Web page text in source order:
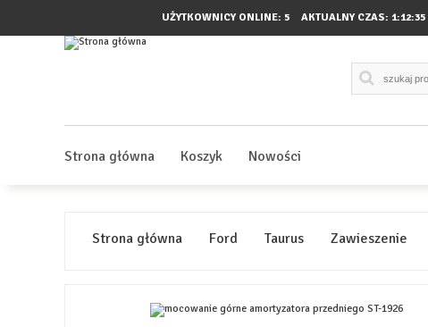
UŻYTKOWNICY ONLINE: 5 AKTUALNY CZAS: 1:12:35
Strona główna Koszyk Nowości
Strona główna Ford Taurus Zawieszenie